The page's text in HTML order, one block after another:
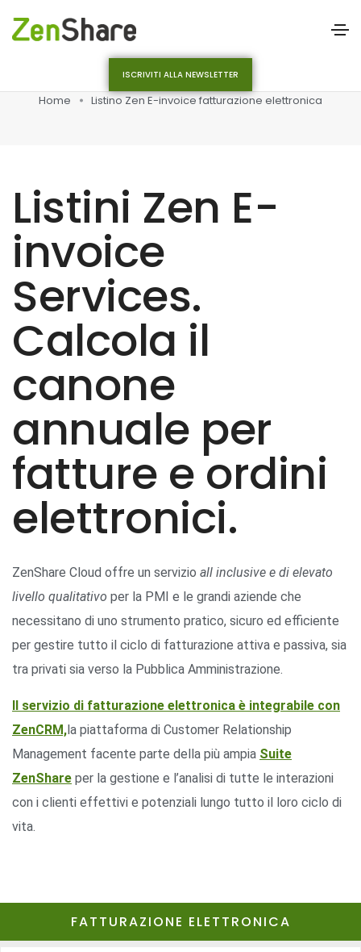
ISCRIVITI ALLA NEWSLETTER
Home Listino Zen E-invoice fatturazione elettronica
Listini Zen E-
invoice
Services.
Calcola il
canone
annuale per
fatture e ordini
elettronici.
ZenShare Cloud offre un servizio all inclusive e di elevato
livello qualitativo per la PMI e le grandi aziende che
necessitano di uno strumento pratico, sicuro ed efficiente
per gestire tutto il ciclo di fatturazione attiva e passiva, sia
tra privati sia verso la Pubblica Amministrazione.
Il servizio di fatturazione elettronica è integrabile con
ZenCRM,la piattaforma di Customer Relationship
Management facente parte della più ampia Suite
ZenShare per la gestione e l’analisi di tutte le interazioni
con i clienti effettivi e potenziali lungo tutto il loro ciclo di
vita.
FATTURAZIONE ELETTRONICA